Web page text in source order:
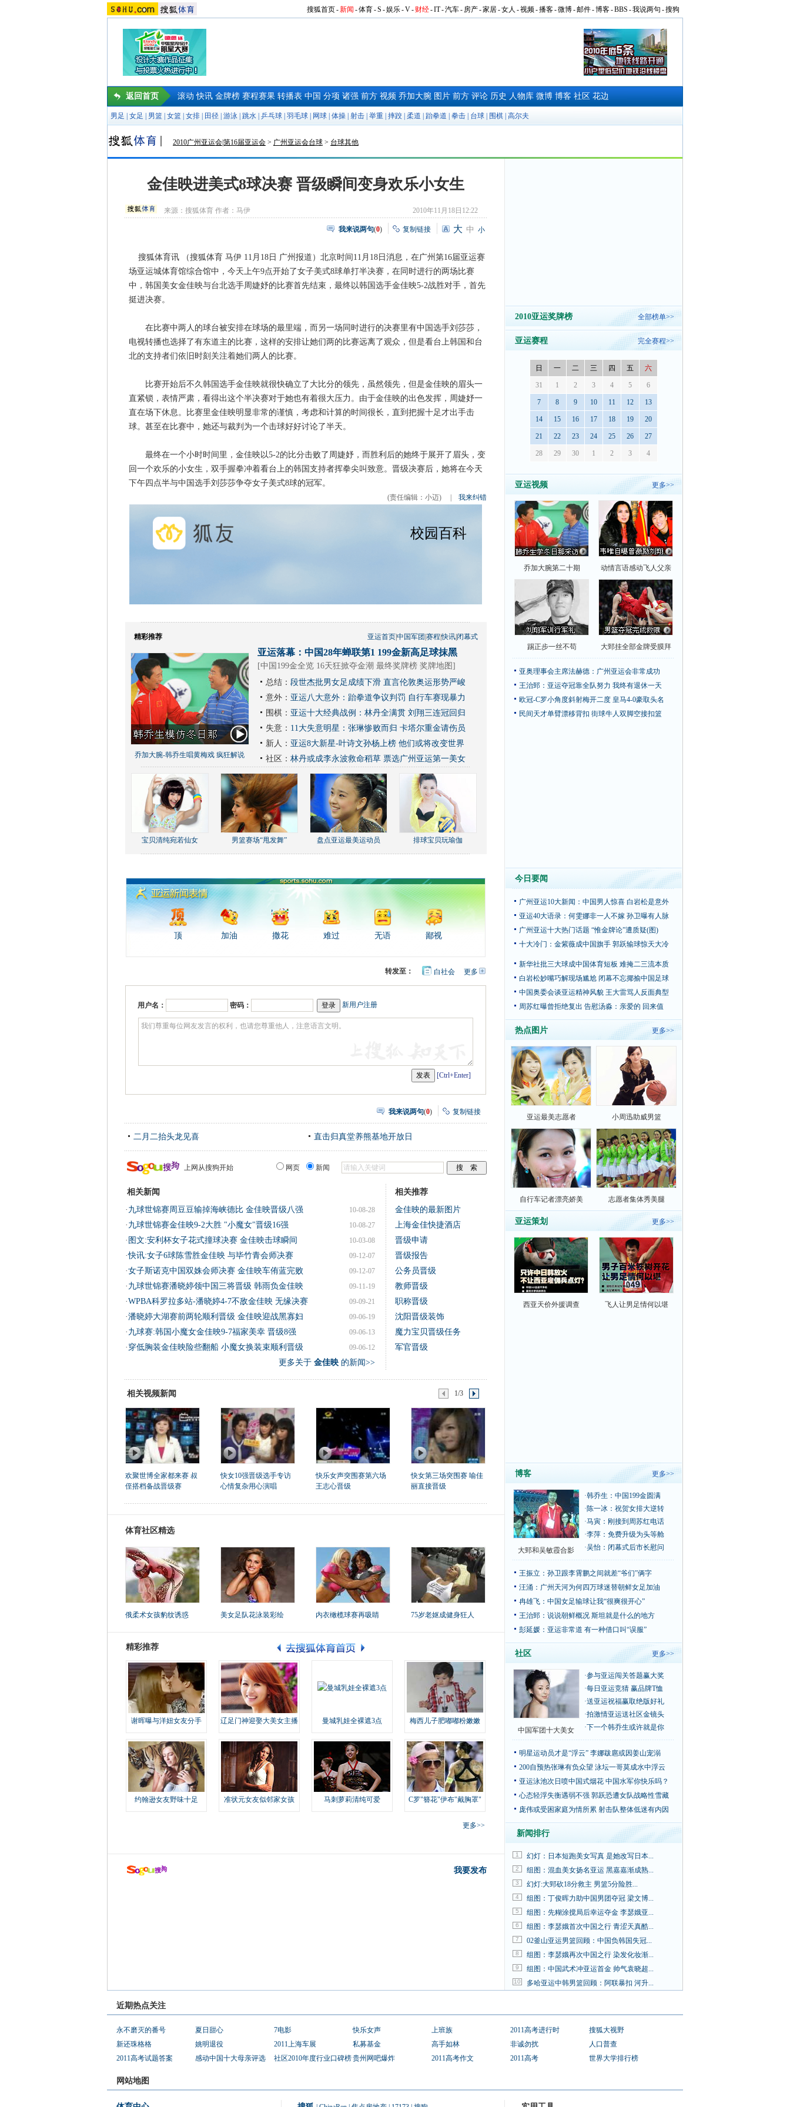
搜狐首页-新闻 -体育-S -娱乐-V- 财经-IT-汽车- 房产-家居-女人 -视频-播客-微博-邮件-博客-BBS -我说两句 -搜狗
返回首页 滚动 快讯 金牌榜 赛程赛果 转播表 中国 分项 诸强 前方 视频 乔加大腕 图片 前方 评论 历史 人物库 微博 博客 社区 花边
男足 女足 男篮 女篮 女排 田径 游泳 跳水 乒乓球 羽毛球 网球 体操 射击 举重 摔跤 柔道 跆拳道 拳击 台球 围棋 高尔夫
2010广州亚运会|第16届亚运会 > 广州亚运会台球 > 台球其他
金佳映进美式8球决赛 晋级瞬间变身欢乐小女生
来源：搜狐体育 作者：马伊 2010年11月18日12:22
我来说两句(0) 复制链接 大 中 小
搜狐体育讯 （搜狐体育 马伊 11月18日 广州报道）北京时间11月18日消息，在广州第16届亚运赛
场亚运城体育馆综合馆中，今天上午9点开始了女子美式8球单打半决赛，在同时进行的两场比赛
中，韩国美女金佳映与台北选手周婕妤的比赛首先结束，最终以韩国选手金佳映5-2战胜对手，首先
挺进决赛。
在比赛中两人的球台被安排在球场的最里端，而另一场同时进行的决赛里有中国选手刘莎莎，
电视转播也选择了有东道主的比赛，这样的安排让她们两的比赛远离了观众，但是看台上韩国和台
北的支持者们依旧时刻关注着她们两人的比赛。
比赛开始后不久韩国选手金佳映就很快确立了大比分的领先，虽然领先，但是金佳映的眉头一
直紧锁，表情严肃，看得出这个半决赛对于她也有着很大压力。由于金佳映的出色发挥，周婕妤一
直在场下休息。比赛里金佳映明显非常的谨慎，考虑和计算的时间很长，直到把握十足才出手击
球。甚至在比赛中，她还与裁判为一个击球好好讨论了半天。
最终在一个小时时间里，金佳映以5-2的比分击败了周婕妤，而胜利后的她终于展开了眉头，变
回一个欢乐的小女生，双手握拳冲着看台上的韩国支持者挥拳尖叫致意。晋级决赛后，她将在今天
下午四点半与中国选手刘莎莎争夺女子美式8球的冠军。
(责任编辑：小迈) 我来纠错
精彩推荐 亚运首页|中国军团 赛程|快讯|闭幕式
乔加大腕-韩乔生唱黄梅戏 疯狂解说
亚运落幕：中国28年蝉联第1 199金新高足球抹黑
[中国199金全览 16天狂掀夺金潮 最终奖牌榜 奖牌地图 ]
总结： 段世杰批男女足成绩下滑 直言伦敦奥运形势严峻
意外： 亚运八大意外：跆拳道争议判罚 自行车赛现暴力
围棋： 亚运十大经典战例：林丹全满贯 刘翔三连冠回归
失意： 11大失意明星：张琳惨败而归 卡塔尔重金请伤员
新人： 亚运8大新星-叶诗文孙杨上榜 他们或将改变世界
社区： 林丹或成李永波救命稻草 票选广州亚运第一美女
宝贝清纯宛若仙女 男篮赛场“甩发舞” 盘点亚运最美运动员 排球宝贝玩瑜伽
顶 加油 撒花 难过 无语 鄙视
更多开
转发至： 白社会
用户名： 密码： 新用户注册
[Ctrl+Enter]
我来说两句(0) 复制链接
二月二抬头龙见喜 直击归真堂养熊基地开放日
上网从搜狗开始 网页 新闻
相关新闻
10-08-28
· 九球世锦赛周豆豆输掉海峡德比 金佳映晋级八强
10-08-27
· 九球世锦赛金佳映9-2大胜 "小魔女"晋级16强
10-03-08
· 图文:安利杯女子花式撞球决赛 金佳映击球瞬间
09-12-07
·快讯:女子6球陈雪胜金佳映 与毕竹青会师决赛
09-12-07
·女子斯诺克中国双姝会师决赛 金佳映车侑蓝完败
09-11-19
· 九球世锦赛潘晓婷领中国三将晋级 韩雨负金佳映
09-09-21
·WPBA科罗拉多站-潘晓婷4-7不敌金佳映 无缘决赛
09-06-19
·潘晓婷大湖赛前两轮顺利晋级 金佳映迎战黑寡妇
09-06-13
· 九球赛:韩国小魔女金佳映9-7福家美幸 晋级8强
09-06-12
· 穿低胸装金佳映险些翻船 小魔女换装束顺利晋级
更多关于 金佳映的新闻>>
相关推荐
金佳映的最新图片
上海金佳快捷酒店
晋级申请
晋级报告
公务员晋级
教师晋级
职称晋级
沈阳晋级装饰
魔力宝贝晋级任务
军官晋级
相关视频新闻 1/3
欢聚世博全家都来赛 叔
侄搭档备战晋级赛
快女10强晋级选手专访
心情复杂用心演唱
快乐女声突围赛第六场
王志心晋级
快女第三场突围赛 喻佳
丽直接晋级
体育社区精选
俄柔术女孩豹纹诱惑 美女足队花泳装彩绘 内衣橄榄球赛再吸睛 75岁老妪成健身狂人
精彩推荐
谢晖曝与洋妞女友分手 辽足门神迎娶大美女主播 曼城乳娃全裸遮3点 梅西儿子肥嘟嘟粉嫩嫩
约翰逊女友野味十足 准状元女友似邻家女孩 马刺萝莉清纯可爱 C罗"簪花"伊布"戴胸罩"
更多>>
我要发布
2010亚运奖牌榜 全部榜单>>
亚运赛程 完全赛程>>
日 一 二 三 四 五 六
31 1 2 3 4 5 6
7 8 9 10 11 12 13
14 15 16 17 18 19 20
21 22 23 24 25 26 27
28 29 30 1 2 3 4
亚运视频 更多>>
乔加大腕第二十期 动情言语感动飞人父亲
踢正步一丝不苟 大郅挂全部金牌受膜拜
亚奥理事会主席法赫德：广州亚运会非常成功
王治郅：亚运夺冠靠全队努力 我终有退休一天
欧冠-C罗小角度斜射梅开二度 皇马4-0豪取头名
民间天才单臂漂移背扣 街球牛人双脚空接扣篮
今日要闻
广州亚运10大新闻：中国男人惊喜 白岩松是意外
亚运40大语录：何雯娜非一人不嫁 孙卫曝有人脉
广州亚运十大热门话题 “惟金牌论”遭质疑(图)
十大冷门：金紫薇成中国旗手 郭跃输球惊天大冷
新华社批三大球成中国体育短板 难掩二三流本质
白岩松妙嘴巧解现场尴尬 闭幕不忘揶揄中国足球
中国奥委会谈亚运精神风貌 王大雷骂人反面典型
周苏红曝曾拒绝复出 告慰汤淼：亲爱的 回来值
热点图片 更多>>
亚运最美志愿者 小周迅助威男篮
自行车记者漂亮娇美 志愿者集体秀美腿
亚运策划 更多>>
西亚天价外援调查 飞人让男足情何以堪
博客 更多>>
大郅和吴敏霞合影
·韩乔生：中国199金圆满
·陈一冰：祝贺女排大逆转
·马寅：刚接到周苏红电话
·李萍：免费升级为头等舱
·吴怡：闭幕式后市长慰问
王振立：孙卫跟李霄鹏之间就差“爷们”俩字
汪涌：广州天河为何四万球迷替朝鲜女足加油
冉雄飞：中国女足输球让我“很爽很开心”
王治郅：说说朝鲜概况 斯坦就是什么的地方
彭延媛：亚运非常道 有一种借口叫“误服”
社区 更多>>
中国军团十大美女
·参与亚运闯关答题赢大奖
·每日亚运竞猜 赢品牌T恤
·送亚运祝福赢取绝版好礼
·拍激情亚运送社区金镜头
·下一个韩乔生或许就是你
明星运动员才是“浮云” 李娜跋扈或因姜山宠溺
200自预热张琳有负众望 泳坛一哥莫成水中浮云
亚运泳池次日喷中国式烟花 中国水军你快乐吗？
心态轻浮失衡遇弱不强 郭跃恐遭女队战略性雪藏
庞伟或受困家庭为情所累 射击队整体低迷有内因
新闻排行
1 幻灯：日本短跑美女写真 是她改写日本...
2 组图：混血美女扬名亚运 黑嘉嘉渐成熟...
3 幻灯:大郅砍18分救主 男篮5分险胜...
4 组图：丁俊晖力助中国男团夺冠 梁文博...
5 组图：先糊涂搅局后幸运夺金 李瑟娥亚...
6 组图：李瑟娥首次中国之行 青涩天真酷...
7 02釜山亚运男篮回顾：中国负韩国失冠...
8 组图：李瑟娥再次中国之行 染发化妆渐...
9 组图：中国武术冲亚运首金 帅气袁晓超...
10 多哈亚运中韩男篮回顾：阿联暴扣 河升...
近期热点关注
永不磨灭的番号 夏日甜心 7电影 快乐女声 上班族 2011高考进行时
搜狐大视野
新还珠格格
姚明退役 2011上海车展 私募基金 高手如林 非诚勿扰
人口普查
2011高考试题答案
感动中国十大母亲评选 社区2010年度行业口碑榜贵州网吧爆炸 2011高考作文 2011高考 世界大学排行榜
网站地图